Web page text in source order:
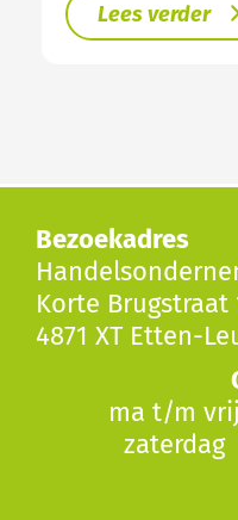
Lees verder
Bezoekadres
Korte Brugstraat
4871 XT Etten-
ma t/m
zaterdag